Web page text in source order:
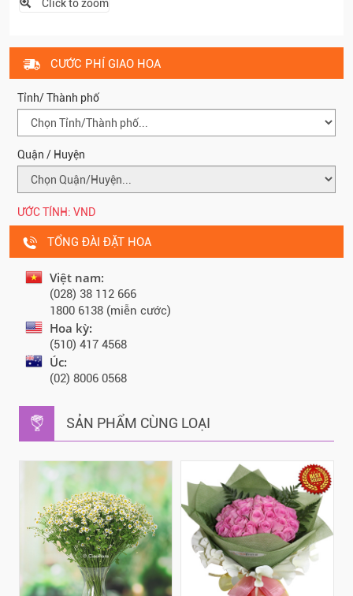
Click to zoom
CƯỚC PHÍ GIAO HOA
Tỉnh/ Thành phố
Quận / Huyện
ƯỚC TÍNH: VND
TỔNG ĐÀI ĐẶT HOA
Việt nam:
(028) 38 112 666
1800 6138 (miễn cước)
Hoa kỳ:
(510) 417 4568
Úc:
(02) 8006 0568
SẢN PHẨM CÙNG LOẠI